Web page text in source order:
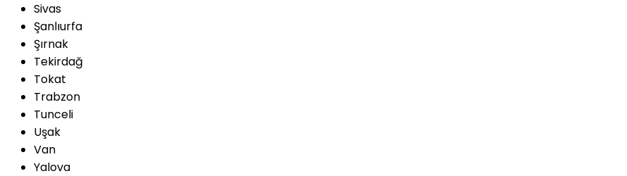
Sivas
Şanlıurfa
Şırnak
Tekirdağ
Tokat
Trabzon
Tunceli
Uşak
Van
Yalova